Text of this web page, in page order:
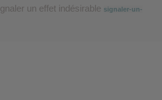
un effet indésirable signaler-un-